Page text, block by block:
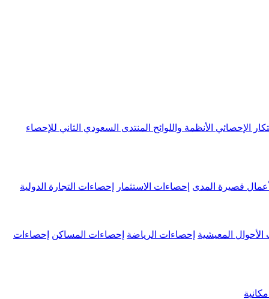
الإحصائي الأنظمة واللوائح المنتدى السعودي الثاني للإحصاء
قصيرة المدى إحصاءات الاستثمار إحصاءات التجارة الدولية
الأحوال المعيشية إحصاءات الرياضة إحصاءات المساكن إحصاءات